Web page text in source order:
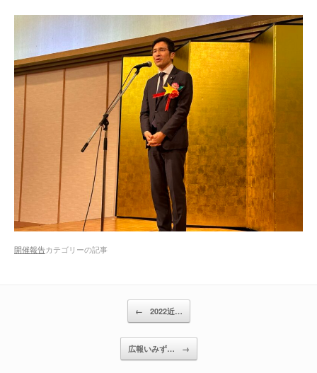
開催報告カテゴリーの記事
← 2022近…
広報いみず… →